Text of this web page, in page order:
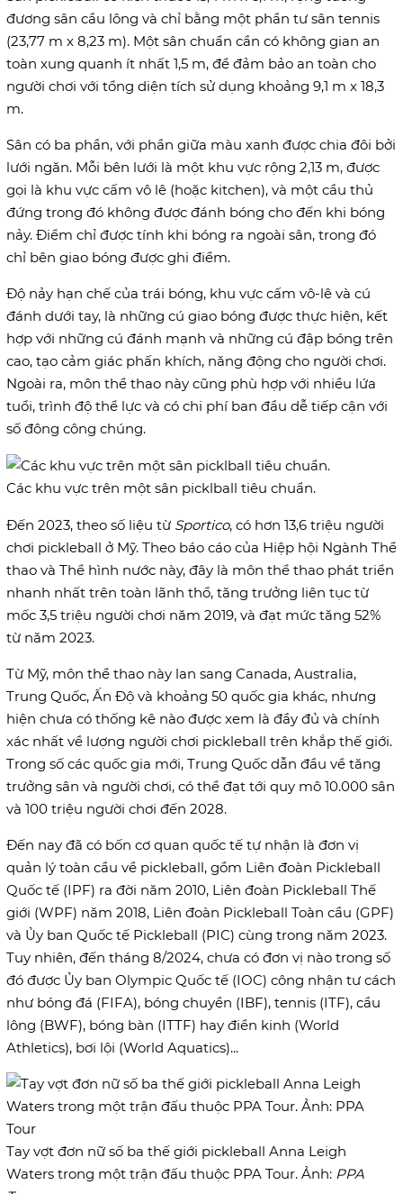
đương sân cầu lông và chỉ bằng một phần tư sân tennis
(23,77 m x 8,23 m). Một sân chuẩn cần có không gian an
toàn xung quanh ít nhất 1,5 m, để đảm bảo an toàn cho
người chơi với tổng diện tích sử dụng khoảng 9,1 m x 18,3
m.
Sân có ba phần, với phần giữa màu xanh được chia đôi bởi
lưới ngăn. Mỗi bên lưới là một khu vực rộng 2,13 m, được
gọi là khu vực cấm vô lê (hoặc kitchen), và một cầu thủ
đứng trong đó không được đánh bóng cho đến khi bóng
nảy. Điểm chỉ được tính khi bóng ra ngoài sân, trong đó
chỉ bên giao bóng được ghi điểm.
Độ nảy hạn chế của trái bóng, khu vực cấm vô-lê và cú
đánh dưới tay, là những cú giao bóng được thực hiện, kết
hợp với những cú đánh mạnh và những cú đập bóng trên
cao, tạo cảm giác phấn khích, năng động cho người chơi.
Ngoài ra, môn thể thao này cũng phù hợp với nhiều lứa
tuổi, trình độ thể lực và có chi phí ban đầu dễ tiếp cận với
số đông công chúng.
Các khu vực trên một sân picklball tiêu chuẩn.
Đến 2023, theo số liệu từ Sportico, có hơn 13,6 triệu người
chơi pickleball ở Mỹ. Theo báo cáo của Hiệp hội Ngành Thể
thao và Thể hình nước này, đây là môn thể thao phát triển
nhanh nhất trên toàn lãnh thổ, tăng trưởng liên tục từ
mốc 3,5 triệu người chơi năm 2019, và đạt mức tăng 52%
từ năm 2023.
Từ Mỹ, môn thể thao này lan sang Canada, Australia,
Trung Quốc, Ấn Độ và khoảng 50 quốc gia khác, nhưng
hiện chưa có thống kê nào được xem là đầy đủ và chính
xác nhất về lượng người chơi pickleball trên khắp thế giới.
Trong số các quốc gia mới, Trung Quốc dẫn đầu về tăng
trưởng sân và người chơi, có thể đạt tới quy mô 10.000 sân
và 100 triệu người chơi đến 2028.
Đến nay đã có bốn cơ quan quốc tế tự nhận là đơn vị
quản lý toàn cầu về pickleball, gồm Liên đoàn Pickleball
Quốc tế (IPF) ra đời năm 2010, Liên đoàn Pickleball Thế
giới (WPF) năm 2018, Liên đoàn Pickleball Toàn cầu (GPF)
và Ủy ban Quốc tế Pickleball (PIC) cùng trong năm 2023.
Tuy nhiên, đến tháng 8/2024, chưa có đơn vị nào trong số
đó được Ủy ban Olympic Quốc tế (IOC) công nhận tư cách
như bóng đá (FIFA), bóng chuyền (IBF), tennis (ITF), cầu
lông (BWF), bóng bàn (ITTF) hay điền kinh (World
Athletics), bơi lội (World Aquatics)...
Tay vợt đơn nữ số ba thế giới pickleball Anna Leigh
Waters trong một trận đấu thuộc PPA Tour. Ảnh: PPA